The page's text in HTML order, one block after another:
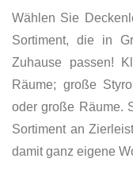
Wählen Sie
Sortiment, die in
Zuhause passen!
Räume; große
oder große Räume.
Sortiment an
damit ganz eigene